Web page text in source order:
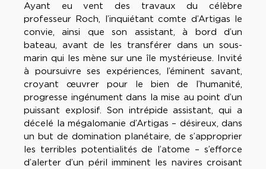
Ayant eu vent des travaux du célèbre
professeur Roch, l’inquiétant comte d’Artigas le
convie, ainsi que son assistant, à bord d’un
bateau, avant de les transférer dans un sous-
marin qui les mène sur une île mystérieuse. Invité
à poursuivre ses expériences, l’éminent savant,
croyant œuvrer pour le bien de l’humanité,
progresse ingénument dans la mise au point d’un
puissant explosif. Son intrépide assistant, qui a
décelé la mégalomanie d’Artigas – désireux, dans
un but de domination planétaire, de s’approprier
les terribles potentialités de l’atome – s’efforce
d’alerter d’un péril imminent les navires croisant